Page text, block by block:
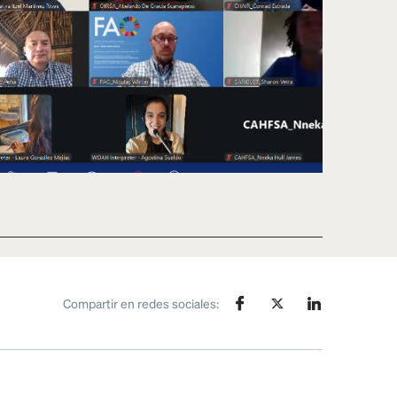
Compartir en redes sociales: